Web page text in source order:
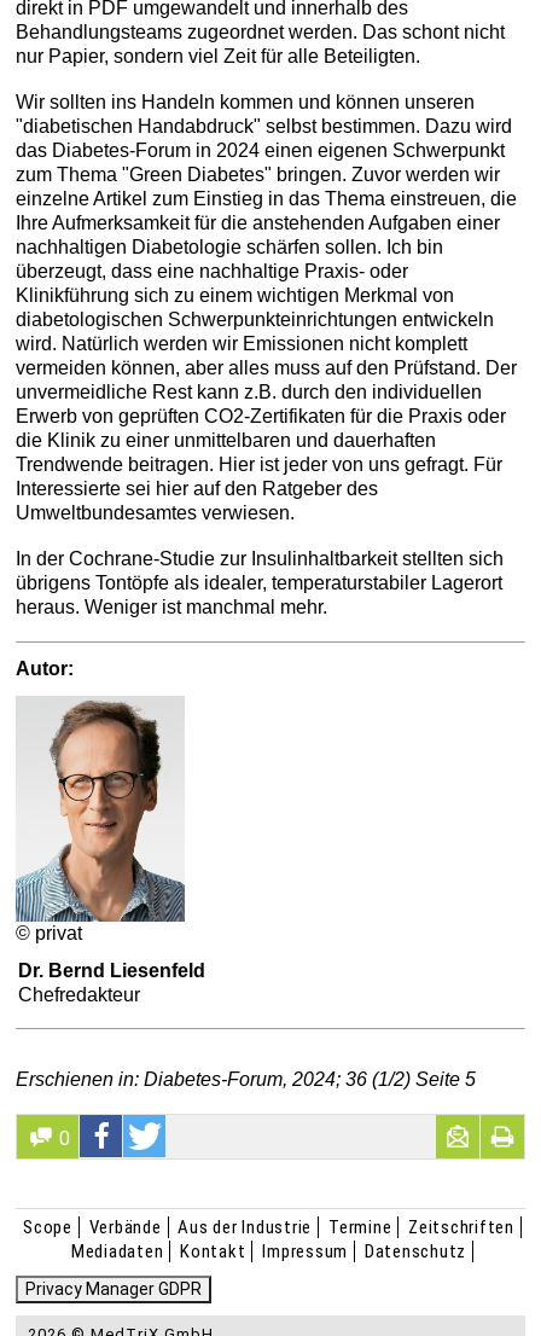
direkt in PDF umgewandelt und innerhalb des
Behandlungsteams zugeordnet werden. Das schont nicht
nur Papier, sondern viel Zeit für alle Beteiligten.
Wir sollten ins Handeln kommen und können unseren
"diabetischen Handabdruck" selbst bestimmen. Dazu wird
das Diabetes-Forum in 2024 einen eigenen Schwerpunkt
zum Thema "Green Diabetes" bringen. Zuvor werden wir
einzelne Artikel zum Einstieg in das Thema einstreuen, die
Ihre Aufmerksamkeit für die anstehenden Aufgaben einer
nachhaltigen Diabetologie schärfen sollen. Ich bin
überzeugt, dass eine nachhaltige Praxis- oder
Klinikführung sich zu einem wichtigen Merkmal von
diabetologischen Schwerpunkteinrichtungen entwickeln
wird. Natürlich werden wir Emissionen nicht komplett
vermeiden können, aber alles muss auf den Prüfstand. Der
unvermeidliche Rest kann z.B. durch den individuellen
Erwerb von geprüften CO2-Zertifikaten für die Praxis oder
die Klinik zu einer unmittelbaren und dauerhaften
Trendwende beitragen. Hier ist jeder von uns gefragt. Für
Interessierte sei hier auf den Ratgeber des
Umweltbundesamtes verwiesen.
In der Cochrane-Studie zur Insulinhaltbarkeit stellten sich
übrigens Tontöpfe als idealer, temperaturstabiler Lagerort
heraus. Weniger ist manchmal mehr.
Autor:
© privat
Dr. Bernd Liesenfeld
Chefredakteur
Erschienen in: Diabetes-Forum, 2024; 36 (1/2) Seite 5
0
Scope Verbände Aus der Industrie Termine
Zeitschriften
Mediadaten
Kontakt Impressum Datenschutz
Privacy Manager GDPR